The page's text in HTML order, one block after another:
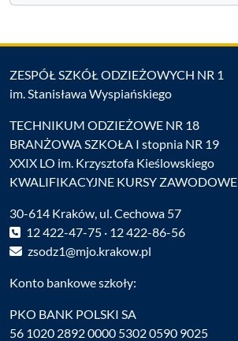
ZESPÓŁ SZKÓŁ ODZIEŻOWYCH NR 1
im. Stanisława Wyspiańskiego
TECHNIKUM ODZIEŻOWE NR 18
BRANŻOWA SZKOŁA I stopnia NR 19
XXIX LO im. Krzysztofa Kieślowskiego
KWALIFIKACYJNE KURSY ZAWODOWE
30-614 Kraków, ul. Cechowa 57
12 422-47-75 · 12 422-86-56
zsodz1@mjo.krakow.pl
Konto bankowe szkoły:
PKO BANK POLSKI SA
56 1020 2892 0000 5302 0590 9025